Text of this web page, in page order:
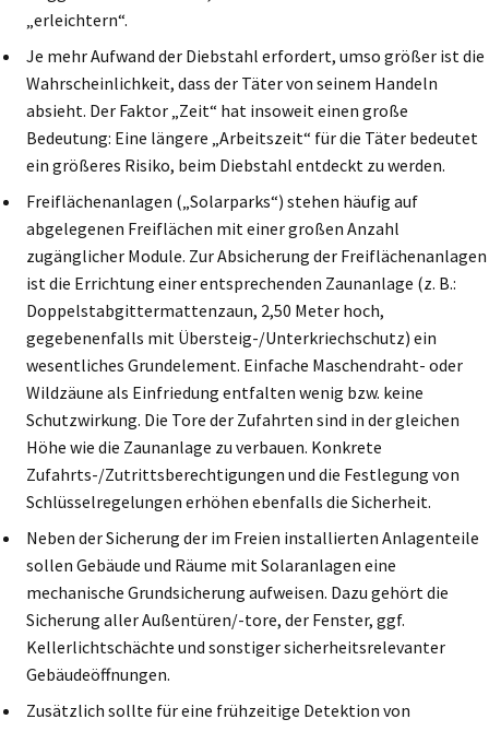
„erleichtern“.
Je mehr Aufwand der Diebstahl erfordert, umso größer ist die
Wahrscheinlichkeit, dass der Täter von seinem Handeln
absieht. Der Faktor „Zeit“ hat insoweit einen große
Bedeutung: Eine längere „Arbeitszeit“ für die Täter bedeutet
ein größeres Risiko, beim Diebstahl entdeckt zu werden.
Freiflächenanlagen („Solarparks“) stehen häufig auf
abgelegenen Freiflächen mit einer großen Anzahl
zugänglicher Module. Zur Absicherung der Freiflächenanlagen
ist die Errichtung einer entsprechenden Zaunanlage (z. B.:
Doppelstabgittermattenzaun, 2,50 Meter hoch,
gegebenenfalls mit Übersteig-/Unterkriechschutz) ein
wesentliches Grundelement. Einfache Maschendraht- oder
Wildzäune als Einfriedung entfalten wenig bzw. keine
Schutzwirkung. Die Tore der Zufahrten sind in der gleichen
Höhe wie die Zaunanlage zu verbauen. Konkrete
Zufahrts-/Zutrittsberechtigungen und die Festlegung von
Schlüsselregelungen erhöhen ebenfalls die Sicherheit.
Neben der Sicherung der im Freien installierten Anlagenteile
sollen Gebäude und Räume mit Solaranlagen eine
mechanische Grundsicherung aufweisen. Dazu gehört die
Sicherung aller Außentüren/-tore, der Fenster, ggf.
Kellerlichtschächte und sonstiger sicherheitsrelevanter
Gebäudeöffnungen.
Zusätzlich sollte für eine frühzeitige Detektion von